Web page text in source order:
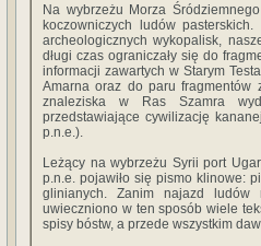
Na wybrzeżu Morza
koczowniczych ludów
archeologicznych wykopalisk,
długi czas ograniczały się do
informacji zawartych w Starym
Amarna oraz do paru fragmentów
znaleziska w Ras Szamra
przedstawiające cywilizację
p.n.e.).
Leżący na wybrzeżu Syrii port
p.n.e. pojawiło się pismo klinowe:
glinianych. Zanim najazd ludów
uwieczniono w ten sposób wiele
spisy bóstw, a przede wszystkim